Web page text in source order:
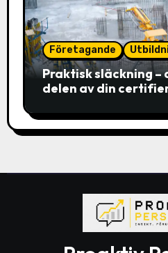
Företagande
Praktisk släckning
delen av din